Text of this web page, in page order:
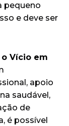
pequeno
e deve ser
o Vício em
apoio
saudável,
de
é possível